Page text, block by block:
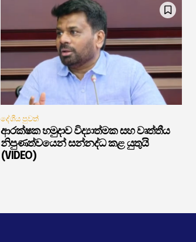
දේශීය පුවත්
ආරක්ෂක හමුදාව විද්‍යාත්මක සහ වෘත්තීය
නිපුණත්වයෙන් සන්නද්ධ කළ යුතුයි
(VIDEO)